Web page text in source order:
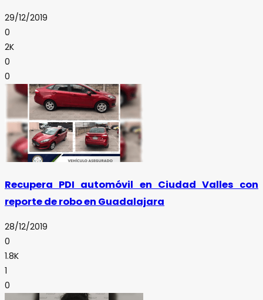
29/12/2019
0
2K
0
0
Recupera PDI automóvil en Ciudad Valles con
reporte de robo en Guadalajara
28/12/2019
0
1.8K
1
0